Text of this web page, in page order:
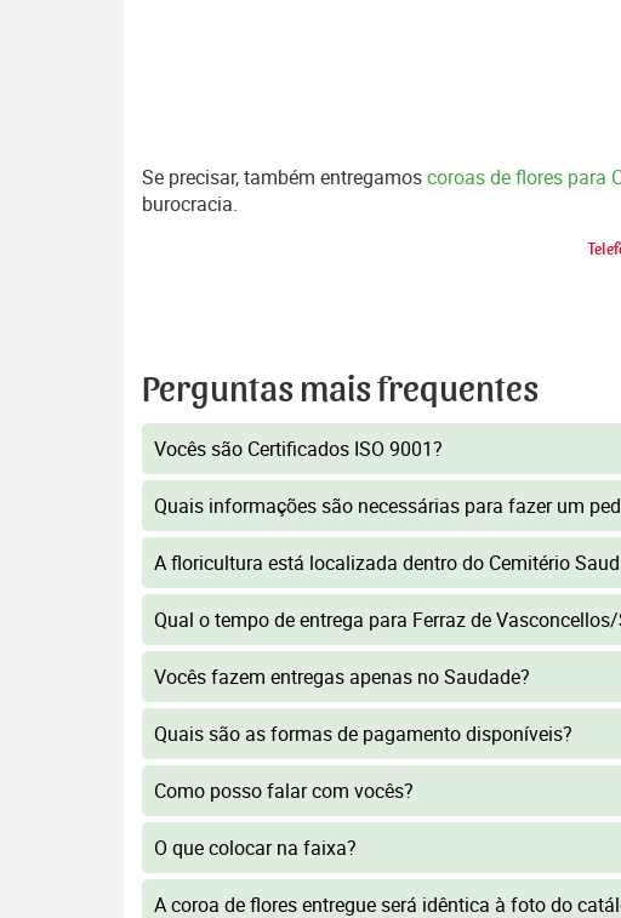
Se precisar, também entregamoscoroas de flores para
burocracia.
Perguntas mais frequentes
Vocês são Certificados ISO 9001?
Quais informações são necessárias para fazer um
A floricultura está localizada dentro do Cemitério
Qual o tempo de entrega para Ferraz de Vasconcellos/
Vocês fazem entregas apenas no Saudade?
Quais são as formas de pagamento disponíveis?
Como posso falar com vocês?
O que colocar na faixa?
A coroa de flores entregue será idêntica à foto do